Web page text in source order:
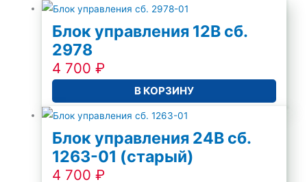
Блок управления 12В сб.
2978
4 700₽
В КОРЗИНУ
Блок управления 24В сб.
1263-01 (старый)
4 700₽